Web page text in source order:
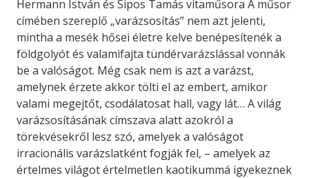
Hermann István és Sipos Tamás vitaműsora A műsor
címében szereplő „varázsosítás” nem azt jelenti,
mintha a mesék hősei életre kelve benépesítenék a
földgolyót és valamifajta tündérvarázslással vonnák
be a valóságot. Még csak nem is azt a varázst,
amelynek érzete akkor tölti el az embert, amikor
valami megejtőt, csodálatosat hall, vagy lát… A világ
varázsosításának címszava alatt azokról a
törekvésekről lesz szó, amelyek a valóságot
irracionális varázslatként fogják fel, – amelyek az
értelmes világot értelmetlen kaotikummá igyekeznek